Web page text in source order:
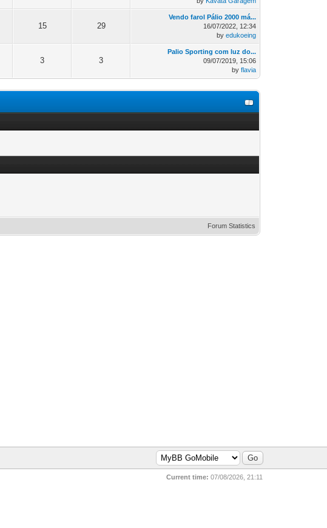
15 29
Vendo farol Pálio 2000 má...
16/07/2022, 12:34
byedukoeing
3 3
Palio Sporting com luz do...
09/07/2019, 15:06
byflavia
Forum Statistics
Current time: 07/08/2026, 21:11